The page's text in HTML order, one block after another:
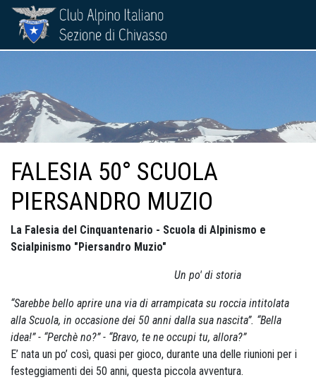
FALESIA 50° SCUOLA
PIERSANDRO MUZIO
La Falesia del Cinquantenario - Scuola di Alpinismo e
Scialpinismo "Piersandro Muzio"
Un po' di storia
“Sarebbe bello aprire una via di arrampicata su roccia intitolata
alla Scuola, in occasione dei 50 anni dalla sua nascita”. “Bella
idea!” - “Perchè no?” - “Bravo, te ne occupi tu, allora?”
E’ nata un po’ così, quasi per gioco, durante una delle riunioni per i
festeggiamenti dei 50 anni, questa piccola avventura.